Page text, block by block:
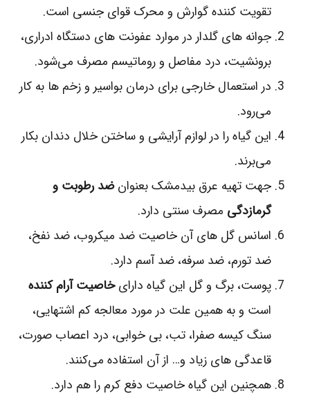
تقویت کننده گوارش و محرک قوای جنسی است.
جوانه‌ های گلدار در موارد عفونت‌ های دستگاه ادراری،
برونشیت، درد مفاصل و روماتیسم مصرف می‌شود.
در استعمال خارجی برای درمان بواسیر و زخم‌ ها به کار
می‌رود.
این گیاه را در لوازم آرایشی و ساختن خلال دندان بکار
می‌برند.
جهت تهیه عرق بیدمشک بعنوانضد رطوبت و
گرمازدگی مصرف سنتی دارد.
اسانس گل‌ های آن خاصیت ضد میکروب، ضد نفخ،
ضد تورم، ضد سرفه، ضد آسم دارد.
پوست، برگ و گل این گیاه دارایخاصیت آرام کننده
است و به همین علت در مورد معالجه کم اشتهایی،
سنگ کیسه صفرا، تب، بی خوابی، درد اعصاب صورت،
قاعدگی‌ های زیاد و… از آن استفاده می‌کنند.
همچنین این گیاه خاصیت دفع کرم را هم دارد.